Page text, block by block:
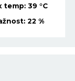
temp: 37 °C
20 %